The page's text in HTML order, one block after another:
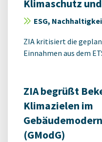
Klimaschutz
ESG,
ZIA kritisiert die
Einnahmen aus dem
ZIA begrüßt
Klimazielen im
(GModG)